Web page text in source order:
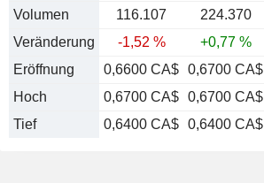
Volumen
116.107 224.370
Veränderung
-1,52 % +0,77 %
Eröffnung
0,6600 CA$ 0,6700 CA$
Hoch
0,6700 CA$ 0,6700 CA$
Tief
0,6400 CA$ 0,6400 CA$